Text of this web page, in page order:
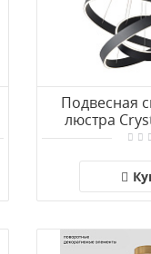
Подвесная
люстра
SP158W